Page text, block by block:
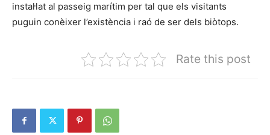
instal·lat al passeig marítim per tal que els visitants
puguin conèixer l’existència i raó de ser dels biòtops.
Rate this post